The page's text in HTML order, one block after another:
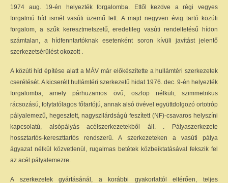
1974 aug. 19-én helyezték forgalomba. Ettől kezdve a régi vegyes
forgalmú híd ismét vasúti üzemű lett. A majd negyven évig tartó közúti
forgalom, a szűk keresztmetszetű, eredetileg vasúti rendeltetésű hídon
számtalan, a hídfenntartóknak esetenként soron kívüli javítást jelentő
szerkezetsérülést okozott .
A közúti híd építése alatt a MÁV már előkészítette a hullámtéri szerkezetek
cserélését. A kicserélt hullámtéri szerkezetű hidat 1976. dec. 9-én helyezték
forgalomba, amely párhuzamos övű, oszlop nélküli, szimmetrikus
rácsozású, folytatólagos főtartójú, annak alsó övével együttdolgozó ortotróp
pályalemezű, hegesztett, nagyszilárdságú feszített (NF)-csavaros helyszíni
kapcsolatú, alsópályás acélszerkezetekből áll. . Pályaszerkezete
hossztartós-kereszttartós rendszerű. A szerkezeteken a vasúti pálya
ágyazat nélkül közvetlenül, rugalmas betétek közbeiktatásával fekszik fel
az acél pályalemezre.
A szerkezetek gyártásánál, a korábbi gyakorlattól eltérően, teljes